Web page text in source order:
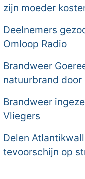
zijn moeder
Deelnemers
Omloop Radio
Brandweer
natuurbrand
Brandweer
Vliegers
Delen
tevoorschijn op